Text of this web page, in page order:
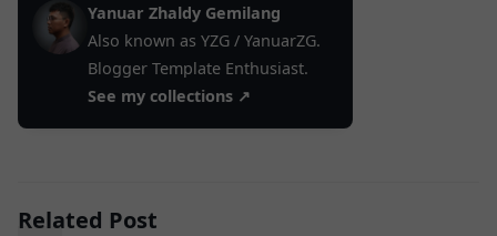
Yanuar Zhaldy Gemilang
Also known as YZG / YanuarZG.
Blogger Template Enthusiast.
See my collections ↗
Related Post